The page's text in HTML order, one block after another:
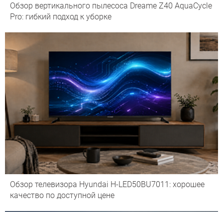
Обзор вертикального пылесоса Dreame Z40 AquaCycle
Pro: гибкий подход к уборке
Обзор телевизора Hyundai H-LED50BU7011: хорошее
качество по доступной цене